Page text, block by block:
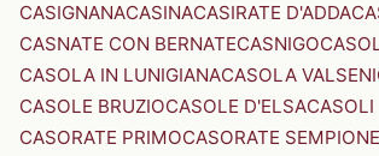
CASIGNANACASINACASIRATE D'ADDA
CASNATE CON BERNATECASNIGO
CASOLA IN LUNIGIANACASOLA
CASOLE BRUZIOCASOLE D'ELSACASOLI
CASORATE PRIMOCASORATE SEMPIONE